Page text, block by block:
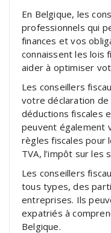
En Belgique, les
professionnels qui
finances et vos
connaissent les lois
aider à optimiser
Les conseillers
votre déclaration de
déductions fiscales
peuvent également
règles fiscales pour
TVA, l’impôt sur les
Les conseillers
tous types, des
entreprises. Ils
expatriés à
Belgique.